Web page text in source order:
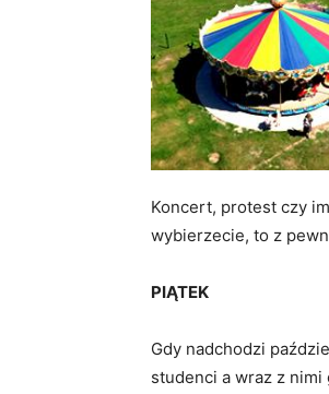
Koncert, protest czy
wybierzecie, to z
PIĄTEK
Gdy nadchodzi
studenci a wraz z